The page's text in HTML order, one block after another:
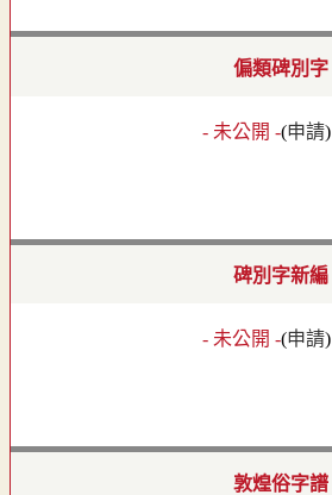
偏類碑別字
- 未公開 -(申請)
碑別字新編
- 未公開 -(申請)
敦煌俗字譜